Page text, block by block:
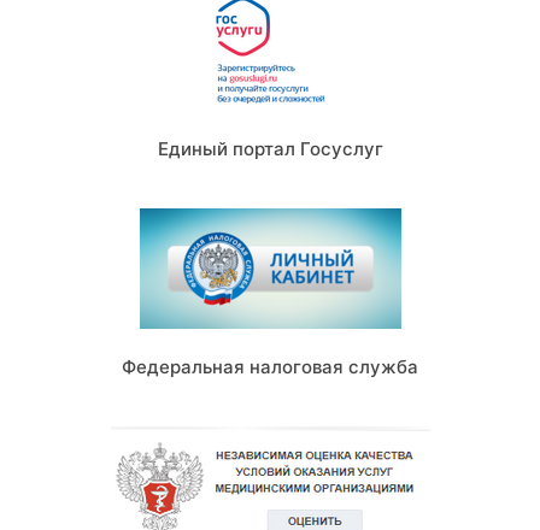
Единый портал Госуслуг
Федеральная налоговая служба